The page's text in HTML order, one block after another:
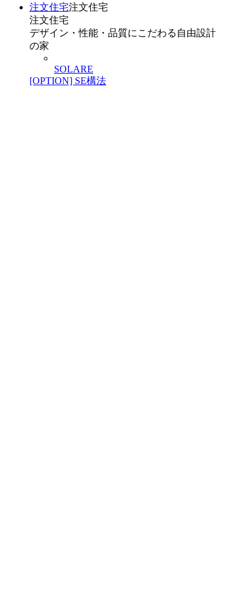
注文住宅注文住宅
注文住宅
デザイン・性能・品質にこだわる自由設計
の家
SOLARE
[OPTION] SE構法